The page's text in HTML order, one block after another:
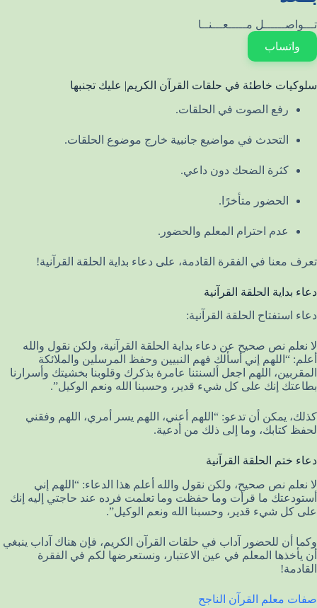
تـــواصــــــل مـــــعـــنــا
واتساب
سلوكيات خاطئة في حلقات القرآن الكريم| عليك تجنبها
رفع الصوت في الحلقات.
التحدث في مواضيع جانبية خارج موضوع الحلقات.
كثرة الضحك دون داعي.
الحضور متأخرًا.
عدم احترام المعلم والحضور.
تعرف معنا في الفقرة القادمة، على دعاء بداية الحلقة القرآنية!
دعاء بداية الحلقة القرآنية
دعاء استفتاح الحلقة القرآنية:
لا نعلم نص صحيح عن دعاء بداية الحلقة القرآنية، ولكن نقول والله
أعلم: “اللهم إني أسألك فهم النبيين وحفظ المرسلين والملائكة
المقربين، اللهم اجعل ألسنتنا عامرة بذكرك وقلوبنا بخشيتك وأسرارنا
بطاعتك إنك على كل شيء قدير، وحسبنا الله ونعم الوكيل”.
كذلك، يمكن أن تدعو: “اللهم أعني، اللهم يسر أمري، اللهم وفقني
لحفظ كتابك، وما إلى ذلك من أدعية.
دعاء ختم الحلقة القرآنية
لا نعلم نص صحيح، ولكن نقول والله أعلم هذا الدعاء: “اللهم إني
أستودعتك ما قرأت وما حفظت وما تعلمت فرده عند حاجتي إليه إنك
على كل شيء قدير، وحسبنا الله ونعم الوكيل”.
وكما أن للحضور آداب في حلقات القرآن الكريم، فإن هناك آداب ينبغي
أن يأخذها المعلم في عين الاعتبار، ونستعرضها لكم في الفقرة
القادمة!
صفات معلم القرآن الناجح